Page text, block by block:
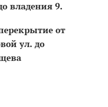
владения 9.
от
ул. до